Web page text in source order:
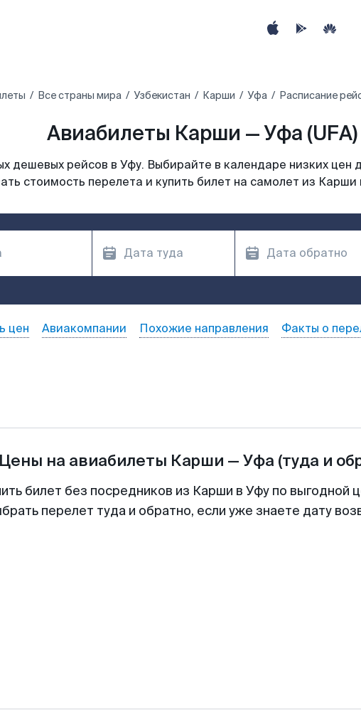
Все страны мира Узбекистан Карши Уфа Расписание
Авиабилеты Карши — Уфа (UFA)
дешевых рейсов в Уфу. Выбирайте в календаре низких цен
стоимость перелета и купить билет на самолет из Карши
цен Авиакомпании Похожие направления Факты о
Цены на авиабилеты Карши — Уфа (туда и
билет без посредников из Карши в Уфу по выгодной
перелет туда и обратно, если уже знаете дату